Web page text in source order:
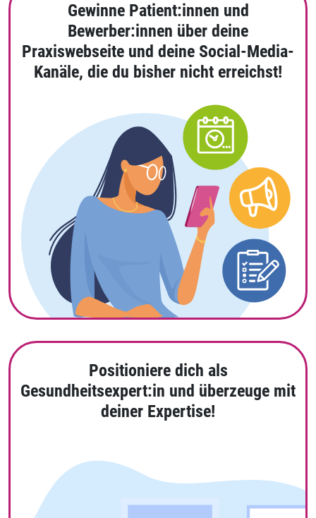
Gewinne Patient:innen und
Bewerber:innen über deine
Praxiswebseite und deine Social-Media-
Kanäle, die du bisher nicht erreichst!
Positioniere dich als
Gesundheitsexpert:in und überzeuge mit
deiner Expertise!